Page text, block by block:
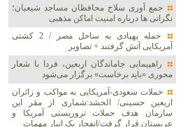
جمع آوری سلاح محافظان مساجد شیعیان؛
نگرانی ها درباره امنیت اماکن مذهبی
حمله پهپادی به ساحل مصر / 2 کشتی
آمریکایی آتش گرفتند + تصاویر
راهپیمایی جاماندگان اربعین، فردا با شعار
محوری «باید برخاست» برگزار می‌شود
حملات سعودی-آمریکایی به مواکب و زائران
اربعین حسینی/ الحشد:شماری از مقر این
سازمان هدف حملات تروریستی آمریکا و
عربستان قرار گرفت/انفجار یک انبار مهمات